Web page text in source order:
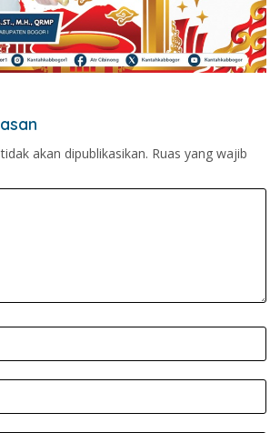
akan dipublikasikan. Ruas yang wajib